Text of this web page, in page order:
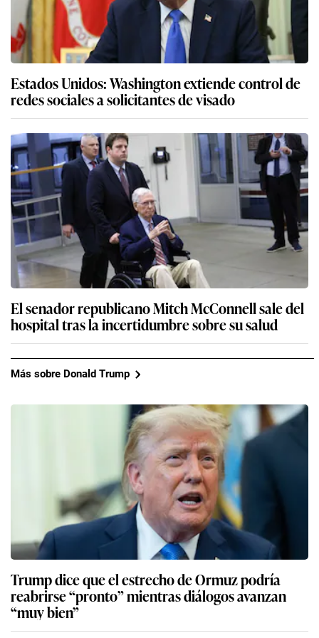
Estados Unidos: Washington extiende control de
redes sociales a solicitantes de visado
El senador republicano Mitch McConnell sale del
hospital tras la incertidumbre sobre su salud
Más sobre Donald Trump
Trump dice que el estrecho de Ormuz podría
reabrirse “pronto” mientras diálogos avanzan
“muy bien”